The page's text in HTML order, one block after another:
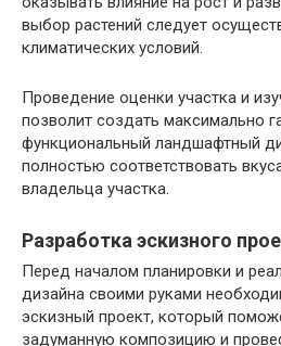
выбор растений следует
климатических условий.
Проведение оценки участка и
позволит создать максимально
функциональный ландшафтный
полностью соответствовать
владельца участка.
Разработка эскизного
Перед началом планировки и
дизайна своими руками
эскизный проект, который
задуманную композицию и